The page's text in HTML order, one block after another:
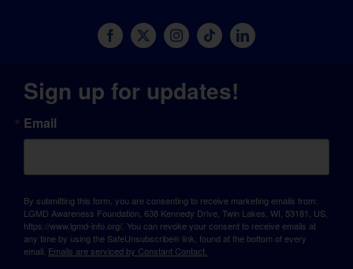
Sign up for updates!
Email
By submitting this form, you are consenting to receive marketing emails from:
LGMD Awareness Foundation, 638 Kennedy Drive, Twin Lakes, WI, 53181, US,
https://www.lgmd-info.org/. You can revoke your consent to receive emails at
any time by using the SafeUnsubscribe® link, found at the bottom of every
email. Emails are serviced by Constant Contact.